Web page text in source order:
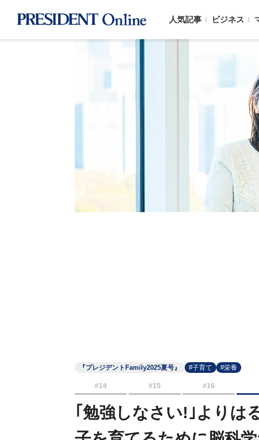
人気記事 ビジネス
『プレジデントFamily2025夏号』 #子育て #栄養
#14 #15 #16
｢勉強しなさい!｣よりは